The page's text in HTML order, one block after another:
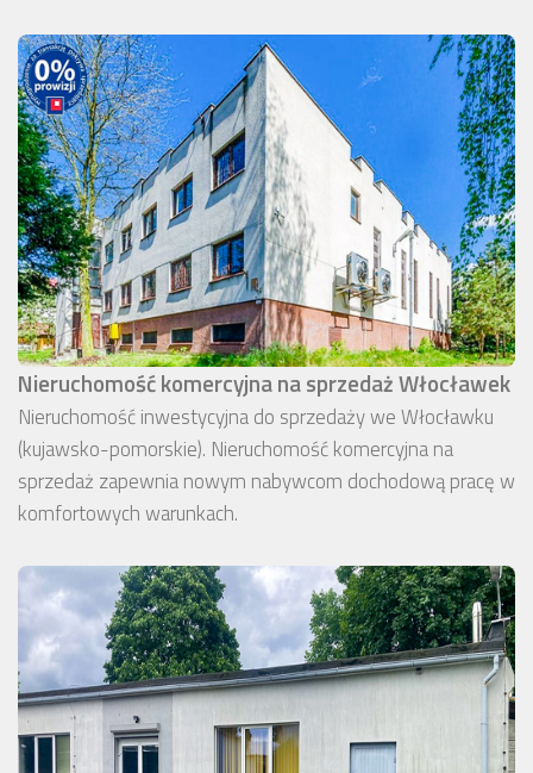
Nieruchomość komercyjna na sprzedaż Włocławek
Nieruchomość inwestycyjna do sprzedaży we Włocławku
(kujawsko-pomorskie). Nieruchomość komercyjna na
sprzedaż zapewnia nowym nabywcom dochodową pracę w
komfortowych warunkach.